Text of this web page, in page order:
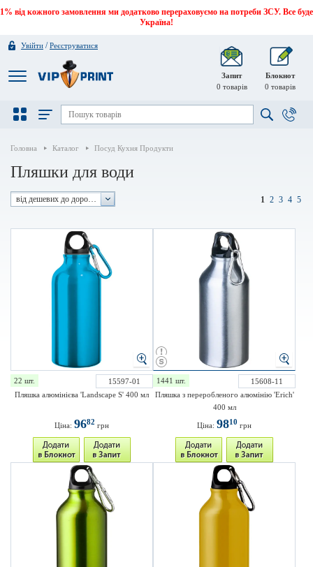
1% від кожного замовлення ми додатково перераховуємо на потреби ЗСУ. Все буде
Україна!
Увійти /Реєструватися
Запит
0 товарів
Блокнот
0 товарів
Головна Каталог Посуд Кухня Продукти
Пляшки для води
від дешевих до дорогих 1 2 3 4 5
22 шт.
15597-01
Пляшка алюмінієва 'Landscape S' 400 мл
Ціна: 9682 грн
1441 шт.
15608-11
Пляшка з переробленого алюмінію 'Erich'
400 мл
Ціна: 9810 грн